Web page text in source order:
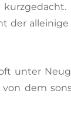
der
unter
dem